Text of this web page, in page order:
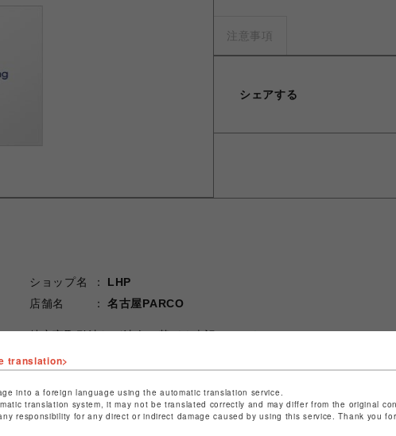
注意事項
シェアする
ショップ名
LHP
店舗名
名古屋PARCO
特定商取引法など法令に基づく表記はこちら
ショップお問い合わせは
translation>
into a foreign language using the automatic translation service.
translation system, it may not be translated correctly and may differ from the original
responsibility for any direct or indirect damage caused by using this service. Thank you